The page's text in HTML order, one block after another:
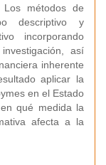
Los métodos de
descriptivo y
incorporando
así
inherente
aplicar la
en el Estado
qué medida la
afecta a la